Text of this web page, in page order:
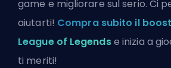
game e migliorare sul serio. Ci
aiutarti! Compra subito il
League of Legendse inizia a
ti meriti!